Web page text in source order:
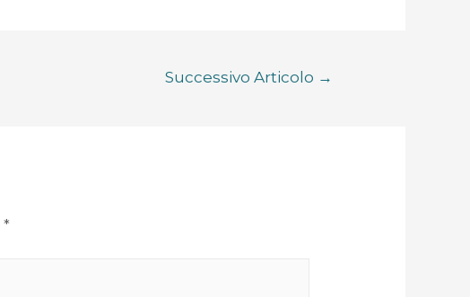
Successivo Articolo →
*